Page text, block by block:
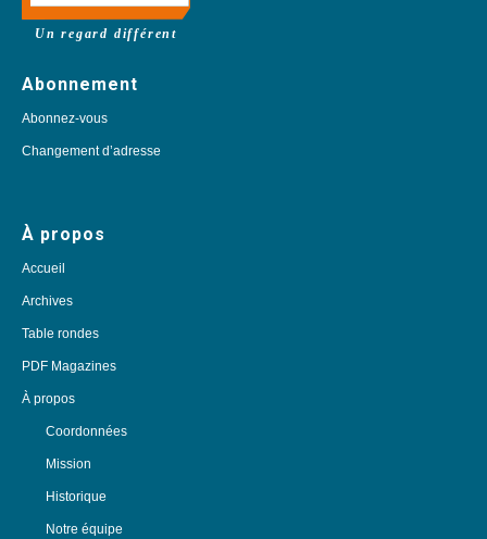
Un regard différent
Abonnement
Abonnez-vous
Changement d’adresse
À propos
Accueil
Archives
Table rondes
PDF Magazines
À propos
Coordonnées
Mission
Historique
Notre équipe